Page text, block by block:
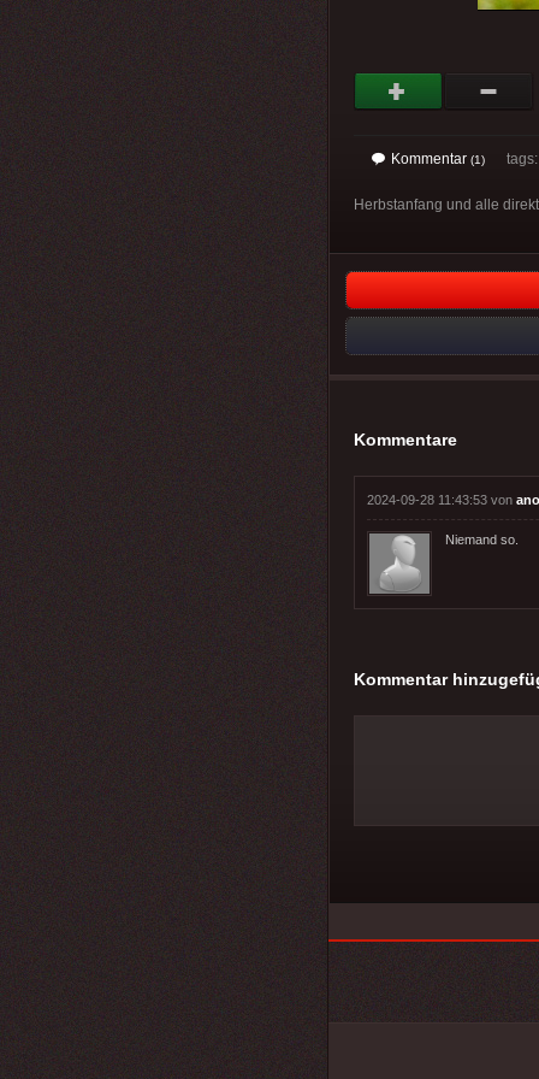
Kommentar (1) tags:
Herbstanfang und alle
Kommentare
2024-09-28 11:43:53 von
Niemand so.
Kommentar